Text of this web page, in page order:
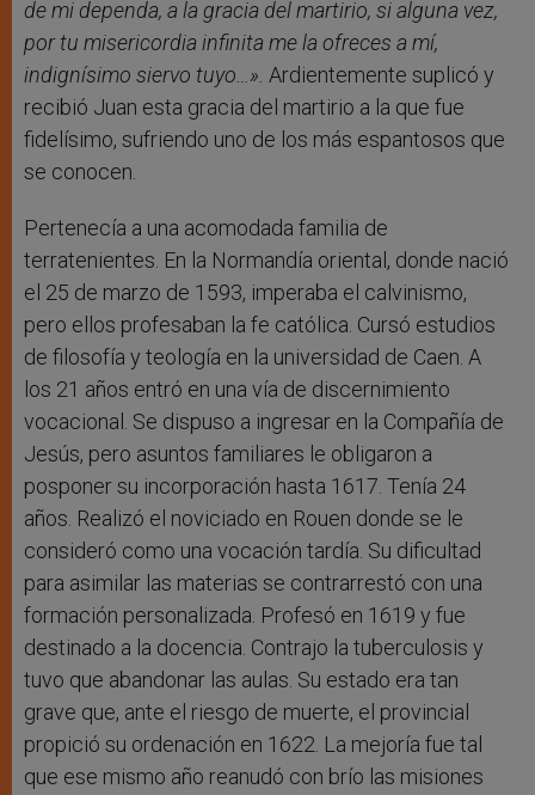
de mi dependa, a la gracia del martirio, si alguna vez,
por tu misericordia infinita me la ofreces a mí,
indignísimo siervo tuyo…». Ardientemente suplicó y
recibió Juan esta gracia del martirio a la que fue
fidelísimo, sufriendo uno de los más espantosos que
se conocen.
Pertenecía a una acomodada familia de
terratenientes. En la Normandía oriental, donde nació
el 25 de marzo de 1593, imperaba el calvinismo,
pero ellos profesaban la fe católica. Cursó estudios
de filosofía y teología en la universidad de Caen. A
los 21 años entró en una vía de discernimiento
vocacional. Se dispuso a ingresar en la Compañía de
Jesús, pero asuntos familiares le obligaron a
posponer su incorporación hasta 1617. Tenía 24
años. Realizó el noviciado en Rouen donde se le
consideró como una vocación tardía. Su dificultad
para asimilar las materias se contrarrestó con una
formación personalizada. Profesó en 1619 y fue
destinado a la docencia. Contrajo la tuberculosis y
tuvo que abandonar las aulas. Su estado era tan
grave que, ante el riesgo de muerte, el provincial
propició su ordenación en 1622. La mejoría fue tal
que ese mismo año reanudó con brío las misiones